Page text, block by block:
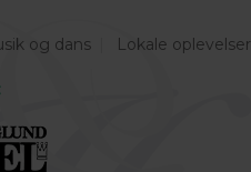
og dans Lokale oplevelser